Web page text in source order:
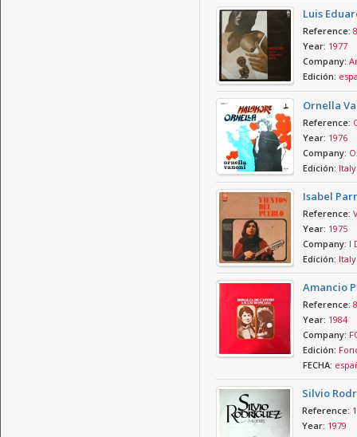
Luis
Reference:
Year: 1977
Company:
Edición:
Ornella
Reference:
Year: 1976
Company:
Edición: Italy
Isabel
Reference:
Year: 1975
Company: I
Edición: Italy
Amancio
Reference:
Year: 1984
Company:
Edición:
FECHA:
Silvio
Reference:
Year: 1979